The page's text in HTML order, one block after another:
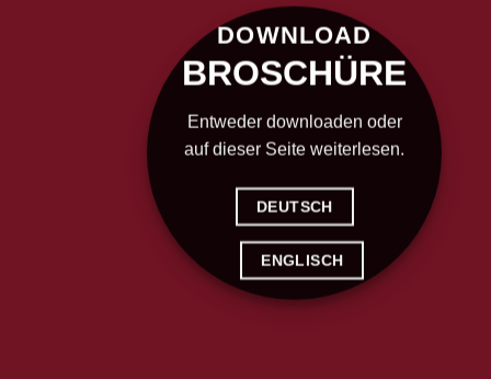
DOWNLOAD
BROSCHÜRE
Entweder downloaden oder
auf dieser Seite weiterlesen.
DEUTSCH
ENGLISCH